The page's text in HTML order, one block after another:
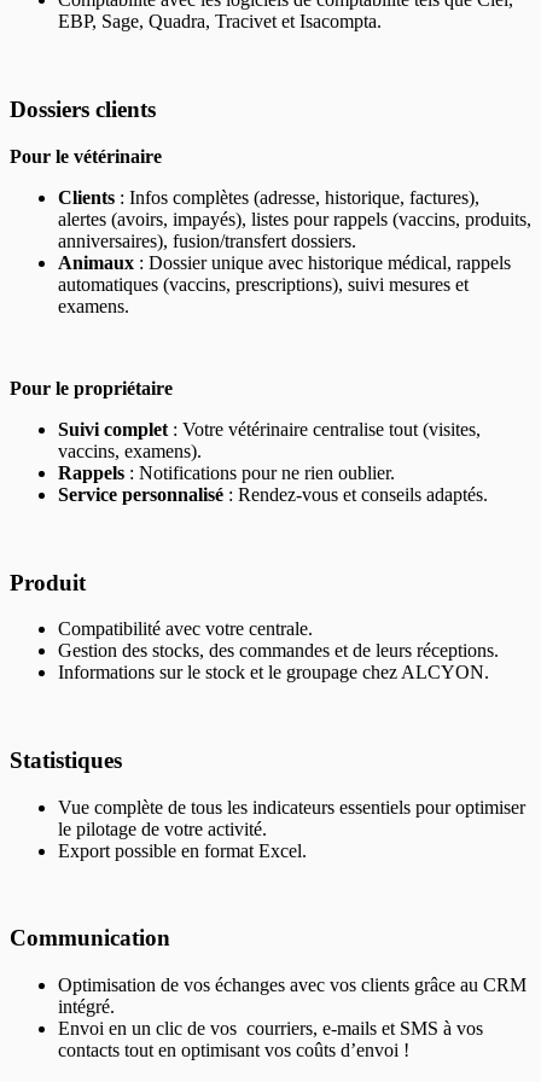
EBP, Sage, Quadra, Tracivet et Isacompta.
Dossiers clients
Pour le vétérinaire
Clients : Infos complètes (adresse, historique, factures),
alertes (avoirs, impayés), listes pour rappels (vaccins, produits,
anniversaires), fusion/transfert dossiers.
Animaux : Dossier unique avec historique médical, rappels
automatiques (vaccins, prescriptions), suivi mesures et
examens.
Pour le propriétaire
Suivi complet : Votre vétérinaire centralise tout (visites,
vaccins, examens).
Rappels : Notifications pour ne rien oublier.
Service personnalisé : Rendez-vous et conseils adaptés.
Produit
Compatibilité avec votre centrale.
Gestion des stocks, des commandes et de leurs réceptions.
Informations sur le stock et le groupage chez ALCYON.
Statistiques
Vue complète de tous les indicateurs essentiels pour optimiser
le pilotage de votre activité.
Export possible en format Excel.
Communication
Optimisation de vos échanges avec vos clients grâce au CRM
intégré.
Envoi en un clic de vos courriers, e-mails et SMS à vos
contacts tout en optimisant vos coûts d’envoi !